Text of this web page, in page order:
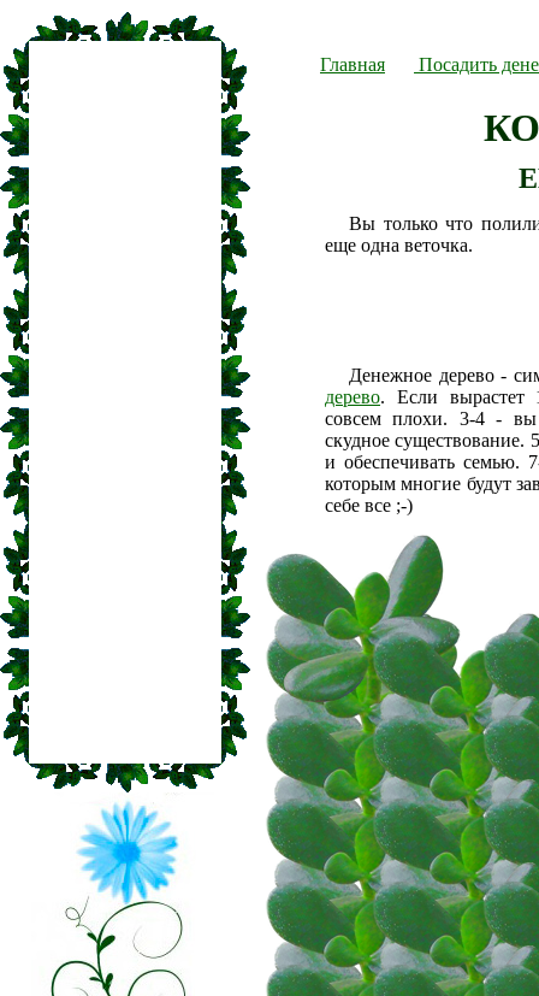
Главная Посадить
Вы только что
еще одна веточка.
Денежное дерево -
дерево. Если вырастет
совсем плохи. 3-4 - вы
скудное существование.
и обеспечивать семью.
которым многие будут
себе все ;-)